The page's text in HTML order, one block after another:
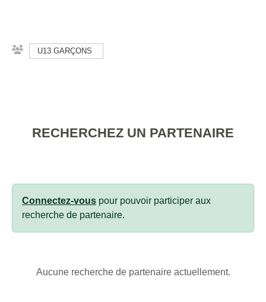
U13 GARÇONS
RECHERCHEZ UN PARTENAIRE
Connectez-vous pour pouvoir participer aux
recherche de partenaire.
Aucune recherche de partenaire actuellement.